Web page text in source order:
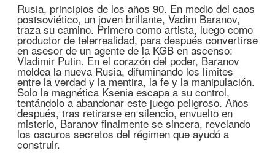
Rusia, principios de los años 90. En medio del caos
postsoviético, un joven brillante, Vadim Baranov,
traza su camino. Primero como artista, luego como
productor de telerrealidad, para después convertirse
en asesor de un agente de la KGB en ascenso:
Vladimir Putin. En el corazón del poder, Baranov
moldea la nueva Rusia, difuminando los límites
entre la verdad y la mentira, la fe y la manipulación.
Solo la magnética Ksenia escapa a su control,
tentándolo a abandonar este juego peligroso. Años
después, tras retirarse en silencio, envuelto en
misterio, Baranov finalmente se sincera, revelando
los oscuros secretos del régimen que ayudó a
construir.